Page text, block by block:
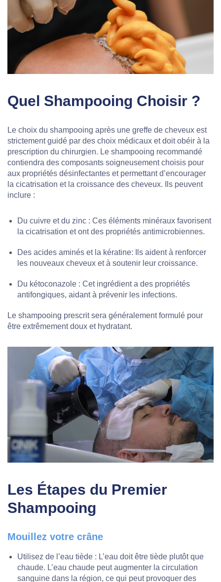
Quel Shampooing Choisir ?
Le choix du shampooing après une greffe de cheveux est
strictement guidé par des choix médicaux et doit obéir à la
prescription du chirurgien. Le shampooing recommandé
contiendra des composants soigneusement choisis pour
aux propriétés désinfectantes et permettant d’encourager
la cicatrisation et la croissance des cheveux. Ils peuvent
inclure :
Du cuivre et du zinc : Ces éléments minéraux favorisent
la cicatrisation et ont des propriétés antimicrobiennes.
Des acides aminés et la kératine: Ils aident à renforcer
les nouveaux cheveux et à soutenir leur croissance.
Du kétoconazole : Cet ingrédient a des propriétés
antifongiques, aidant à prévenir les infections.
Le shampooing prescrit sera généralement formulé pour
être extrêmement doux et hydratant.
Les Étapes du Premier
Shampooing
Mouillez votre crâne
Utilisez de l’eau tiède : L’eau doit être tiède plutôt que
chaude. L’eau chaude peut augmenter la circulation
sanguine dans la région, ce qui peut provoquer des